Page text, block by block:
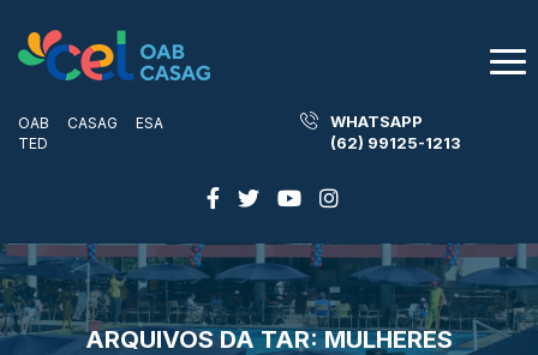
OAB CASAG
ESA
TED
WHATSAPP
(62) 99125-1213
ARQUIVOS DA TAR:MULHERES